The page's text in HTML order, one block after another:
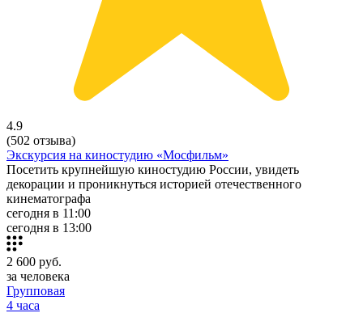
4.9
(502 отзыва)
Экскурсия на киностудию «Мосфильм»
Посетить крупнейшую киностудию России, увидеть
декорации и проникнуться историей отечественного
кинематографа
сегодня в 11:00
сегодня в 13:00
2 600 руб.
за человека
Групповая
4 часа